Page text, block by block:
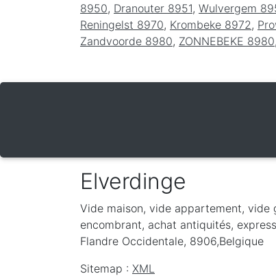
8950, Dranouter 8951, Wulvergem
Reningelst 8970, Krombeke 8972 ,
Zandvoorde 8980, ZONNEBEKE 8980
Elverdinge
Vide maison, vide appartement, vide
encombrant, achat antiquités,
Flandre Occidentale, 8906,Belgique
Sitemap : XML